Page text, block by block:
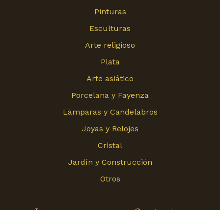
Pinturas
Esculturas
Arte religioso
Plata
Arte asiático
Porcelana y Fayenza
Lámparas y Candelabros
Joyas y Relojes
Cristal
Jardín y Construcción
Otros